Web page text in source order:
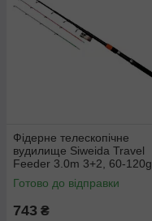
Фідерне телескопічне
вудилище Siweida Travel
Feeder 3.0m 3+2, 60-120g
Готово до відправки
743 ₴